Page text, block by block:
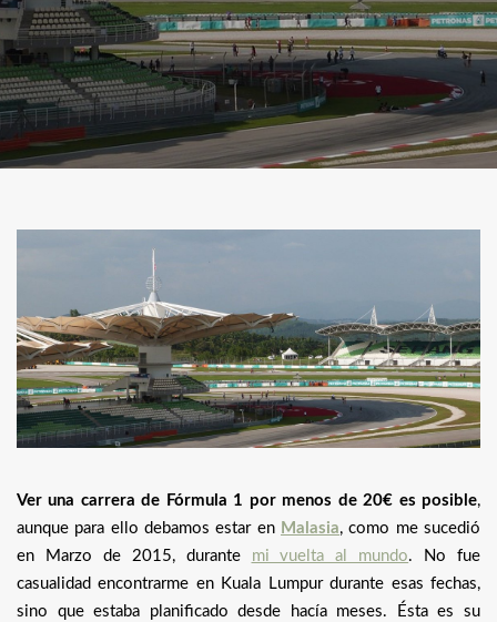
Ver una carrera de Fórmula 1 por menos de 20€ es posible,
aunque para ello debamos estar en Malasia, como me sucedió
en Marzo de 2015, durante mi vuelta al mundo. No fue
casualidad encontrarme en Kuala Lumpur durante esas fechas,
sino que estaba planificado desde hacía meses. Ésta es su